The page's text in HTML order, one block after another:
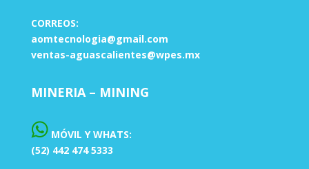
CORREOS:
aomtecnologia@gmail.com
ventas-aguascalientes@wpes.mx
MINERIA – MINING
MÓVIL Y WHATS:
(52) 442 474 5333